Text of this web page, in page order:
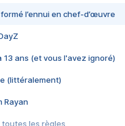
l’ennui en chef-d’œuvre
13 ans (et vous l'avez ignoré)
(littéralement)
Rayan
toutes les règles